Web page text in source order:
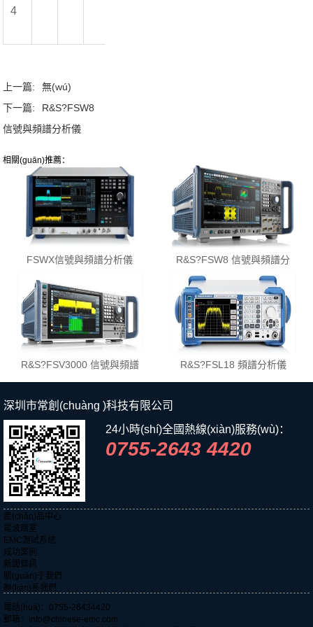
4
上一篇:
無(wú)
下一篇:
R&S?FSW8
信號與頻譜分析儀
相關(guān)推薦：
FSWX信號與頻譜分析儀
R&S?FSW8 信號與頻譜分
析儀
R&S?FSV3000 信號與頻譜
分析儀
R&S?FSL18 頻譜分析儀
深圳市常創(chuàng )科技有限公司
24小時(shí)全國熱線(xiàn)服務(wù)：
0755-2643 4420
產(chǎn)品中心
電波暗室
EMC測試系統
成功案例
新聞資訊
關(guān)于我們
聯(lián)系我們
電話(huà)：0755-26434420
郵箱：info@chinese-emc.com